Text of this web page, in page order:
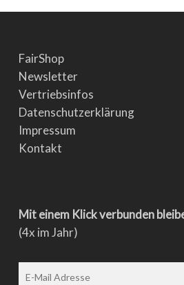
FairShop
Newsletter
Vertriebsinfos
Datenschutzerklärung
Impressum
Kontakt
Mit einem Klick verbunden
(4x im Jahr)